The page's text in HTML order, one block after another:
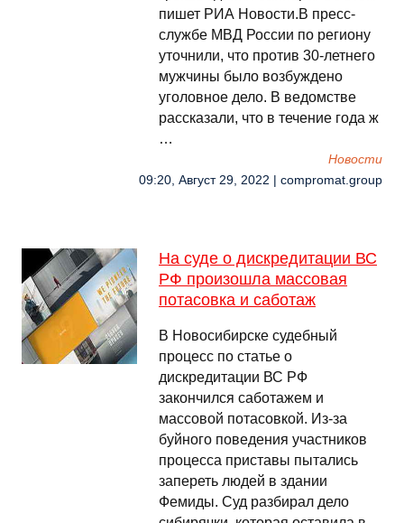
пишет РИА Новости.В пресс-
службе МВД России по региону
уточнили, что против 30-летнего
мужчины было возбуждено
уголовное дело. В ведомстве
рассказали, что в течение года ж
…
Новости
09:20, Август 29, 2022 | compromat.group
На суде о дискредитации ВС
РФ произошла массовая
потасовка и саботаж
В Новосибирске судебный
процесс по статье о
дискредитации ВС РФ
закончился саботажем и
массовой потасовкой. Из-за
буйного поведения участников
процесса приставы пытались
запереть людей в здании
Фемиды. Суд разбирал дело